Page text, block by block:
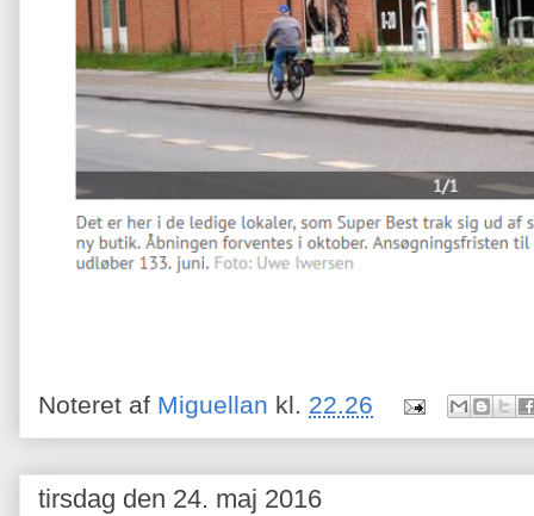
Noteret af Miguellan kl. 22.26
tirsdag den 24. maj 2016